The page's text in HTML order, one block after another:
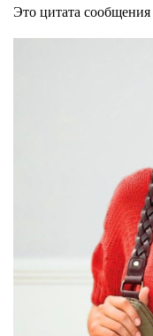
Это цитата сообщения